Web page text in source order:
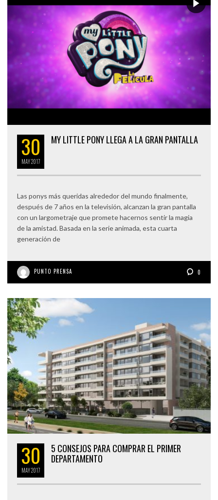
30
MAY2017
MY LITTLE PONY LLEGA A LA GRAN PANTALLA
Las ponys más queridas alrededor del mundo finalmente,
después de 7 años en la televisión, alcanzan la gran pantalla
con un largometraje que promete hacernos sentir la magia
de la amistad. Basada en la serie animada, esta cuarta
generación de
PUNTO PRENSA 0
30
MAY2017
5 CONSEJOS PARA COMPRAR EL PRIMER
DEPARTAMENTO